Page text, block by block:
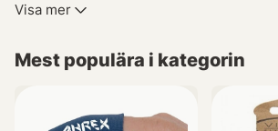
bekväma sportfiskeskor så har vi allt du
Vår kollektion inkluderar även
Visa mer
Mest populära i kategorin